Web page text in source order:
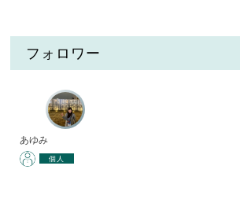
フォロワー
あゆみ
個人